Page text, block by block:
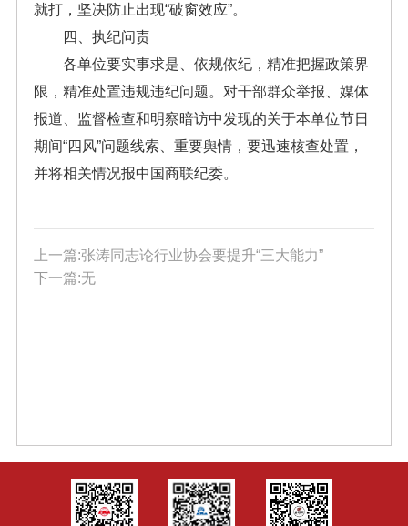
就打，坚决防止出现“破窗效应”。
四、执纪问责
各单位要实事求是、依规依纪，精准把握政策界
限，精准处置违规违纪问题。对干部群众举报、媒体
报道、监督检查和明察暗访中发现的关于本单位节日
期间“四风”问题线索、重要舆情，要迅速核查处置，
并将相关情况报中国商联纪委。
上一篇:张涛同志论行业协会要提升“三大能力”
下一篇:无